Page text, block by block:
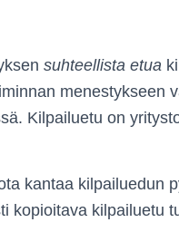
suhteellista etua
menestykseen
Kilpailuetu on
kantaa kilpailuedun
kopioitava kilpailuetu